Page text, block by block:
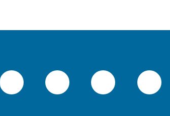
Kanal von etit
Facebookpage von etit
YouTube-Channel
LinkedIn-